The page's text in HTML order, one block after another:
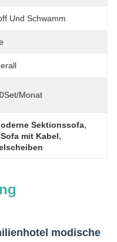
Und Schwamm
Monat
Sektionssofa,
mit Kabel,
modische